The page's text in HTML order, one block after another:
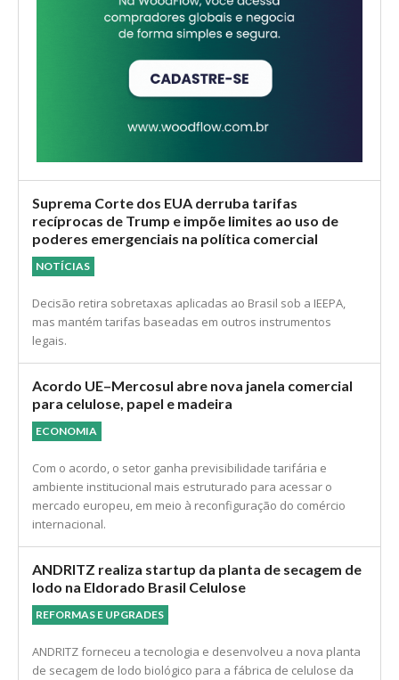
Suprema Corte dos EUA derruba tarifas
recíprocas de Trump e impõe limites ao uso de
NOTÍCIAS
Decisão retira sobretaxas aplicadas ao Brasil sob a IEEPA,
mas mantém tarifas baseadas em outros instrumentos
legais.
Acordo UE–Mercosul abre nova janela comercial
ECONOMIA
Com o acordo, o setor ganha previsibilidade tarifária e
ambiente institucional mais estruturado para acessar o
mercado europeu, em meio à reconfiguração do comércio
internacional.
ANDRITZ realiza startup da planta de secagem de
REFORMAS E UPGRADES